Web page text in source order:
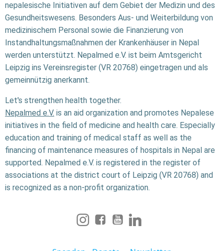
nepalesische Initiativen auf dem Gebiet der Medizin und des
Gesundheitswesens. Besonders Aus- und Weiterbildung von
medizinischem Personal sowie die Finanzierung von
Instandhaltungsmaßnahmen der Krankenhäuser in Nepal
werden unterstützt. Nepalmed e.V. ist beim Amtsgericht
Leipzig ins Vereinsregister (VR 20768) eingetragen und als
gemeinnützig anerkannt.
Let's strengthen health together.
Nepalmed e.V. is an aid organization and promotes Nepalese
initiatives in the field of medicine and health care. Especially
education and training of medical staff as well as the
financing of maintenance measures of hospitals in Nepal are
supported. Nepalmed e.V. is registered in the register of
associations at the district court of Leipzig (VR 20768) and
is recognized as a non-profit organization.